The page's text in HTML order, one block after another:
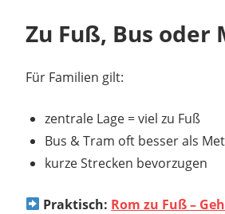
Zu Fuß, Bus oder
Für Familien gilt:
zentrale Lage = viel zu Fuß
Bus & Tram oft besser als
kurze Strecken bevorzugen
Praktisch: Rom zu Fuß –